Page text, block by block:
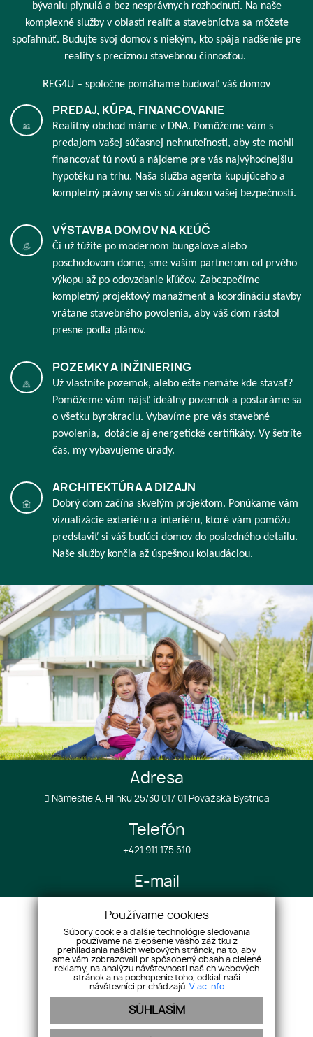
bývaniu plynulá a bez nesprávnych rozhodnutí. Na naše
komplexné služby v oblasti realít a stavebníctva sa môžete
spoľahnúť. Budujte svoj domov s niekým, kto spája nadšenie pre
reality s precíznou stavebnou činnosťou.
REG4U – spoločne pomáhame budovať váš domov
PREDAJ, KÚPA, FINANCOVANIE
Realitný obchod máme v DNA. Pomôžeme vám s
predajom vašej súčasnej nehnuteľnosti, aby ste mohli
financovať tú novú a nájdeme pre vás najvýhodnejšiu
hypotéku na trhu. Naša služba agenta kupujúceho a
kompletný právny servis sú zárukou vašej bezpečnosti.
VÝSTAVBA DOMOV NA KĽÚČ
Či už túžite po modernom bungalove alebo
poschodovom dome, sme vaším partnerom od prvého
výkopu až po odovzdanie kľúčov. Zabezpečíme
kompletný projektový manažment a koordináciu stavby
vrátane stavebného povolenia, aby váš dom rástol
presne podľa plánov.
POZEMKY A INŽINIERING
Už vlastníte pozemok, alebo ešte nemáte kde stavať?
Pomôžeme vám nájsť ideálny pozemok a postaráme sa
o všetku byrokraciu. Vybavíme pre vás stavebné
povolenia, dotácie aj energetické certifikáty. Vy šetríte
čas, my vybavujeme úrady.
ARCHITEKTÚRA A DIZAJN
Dobrý dom začína skvelým projektom. Ponúkame vám
vizualizácie exteriéru a interiéru, ktoré vám pomôžu
predstaviť si váš budúci domov do posledného detailu.
Naše služby končia až úspešnou kolaudáciou.
Adresa
Námestie A. Hlinku 25/30 017 01 Považská Bystrica
Telefón
+421 911 175 510
E-mail
Úvod
O spoločnosti
Nehnuteľnosti
Služby k projektom
Služby v zahraničí
Referencie
Náš tím
Kontakt
Cenník
Cookies
Používame cookies
Súbory cookie a ďalšie technológie sledovania
používame na zlepšenie vášho zážitku z
prehliadania našich webových stránok, na to, aby
sme vám zobrazovali prispôsobený obsah a cielené
reklamy, na analýzu návštevnosti našich webových
stránok a na pochopenie toho, odkiaľ naši
návštevníci prichádzajú. Viac info
SÚHLASÍM